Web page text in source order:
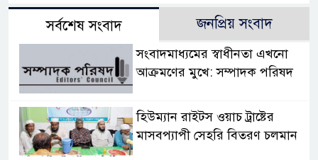
সর্বশেষ সংবাদ জনপ্রিয় সংবাদ
সংবাদমাধ্যমের স্বাধীনতা এখনো
আক্রমণের মুখে: সম্পাদক পরিষদ
হিউম্যান রাইটস ওয়াচ ট্রাষ্টের
মাসবপ্যাপী সেহরি বিতরণ চলমান